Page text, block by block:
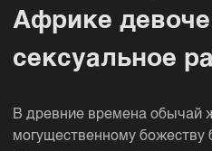
Африке
сексуальное
В древние времена обычай
могущественному божеству